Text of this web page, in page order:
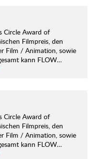
Circle Award of
Filmpreis, den
Film / Animation, sowie
kann FLOW…
Circle Award of
Filmpreis, den
Film / Animation, sowie
kann FLOW…